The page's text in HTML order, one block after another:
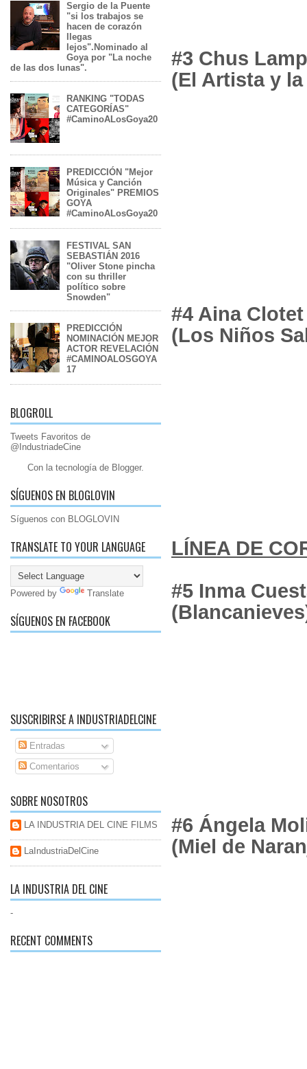
Sergio de la Puente
"si los trabajos se
hacen de corazón
llegas
lejos".Nominado al
Goya por "La noche
de las dos lunas".
RANKING "TODAS
CATEGORÍAS"
#CaminoALosGoya20
PREDICCIÓN "Mejor
Música y Canción
Originales" PREMIOS
GOYA
#CaminoALosGoya20
FESTIVAL SAN
SEBASTIÁN 2016
"Oliver Stone pincha
con su thriller
político sobre
Snowden"
PREDICCIÓN
NOMINACIÓN MEJOR
ACTOR REVELACIÓN
#CAMINOALOSGOYA
17
BLOGROLL
Tweets Favoritos de
@IndustriadeCine
Con la tecnología de Blogger.
SÍGUENOS EN BLOGLOVIN
Síguenos con BLOGLOVIN
TRANSLATE TO YOUR LANGUAGE
Powered by Translate
SÍGUENOS EN FACEBOOK
SUSCRIBIRSE A INDUSTRIADELCINE
Entradas
Comentarios
SOBRE NOSOTROS
LA INDUSTRIA DEL CINE FILMS
LaIndustriaDelCine
LA INDUSTRIA DEL CINE
-
RECENT COMMENTS
#3 Chus
(El Artista y
#4 Aina Clotet
(Los Niños
#5 Inma
#6 Ángela
(Miel de